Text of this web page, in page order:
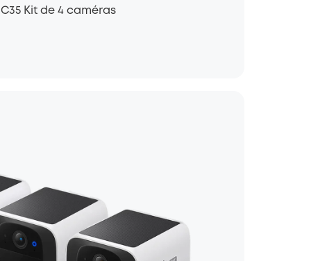
Kit de 4 caméras